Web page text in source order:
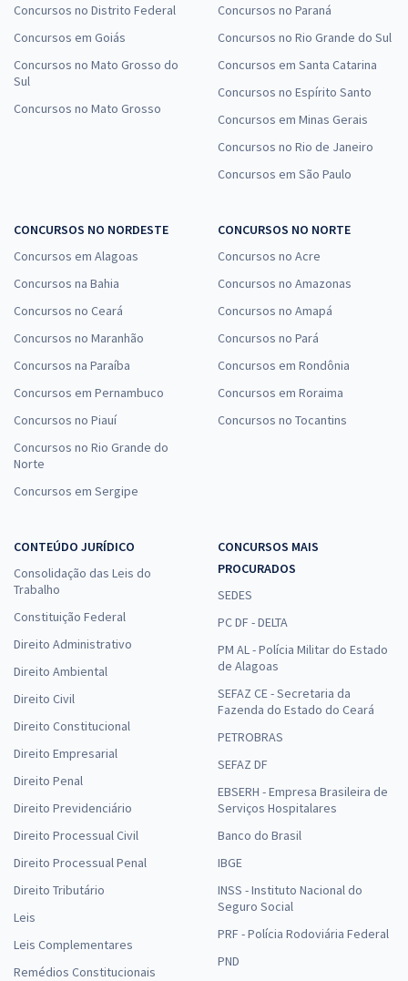
Concursos no Distrito Federal
Concursos em Goiás
Concursos no Mato Grosso do
Sul
Concursos no Mato Grosso
Concursos no Paraná
Concursos no Rio Grande do Sul
Concursos em Santa Catarina
Concursos no Espírito Santo
Concursos em Minas Gerais
Concursos no Rio de Janeiro
Concursos em São Paulo
CONCURSOS NO NORDESTE
Concursos em Alagoas
Concursos na Bahia
Concursos no Ceará
Concursos no Maranhão
Concursos na Paraíba
Concursos em Pernambuco
Concursos no Piauí
Concursos no Rio Grande do
Norte
Concursos em Sergipe
CONCURSOS NO NORTE
Concursos no Acre
Concursos no Amazonas
Concursos no Amapá
Concursos no Pará
Concursos em Rondônia
Concursos em Roraima
Concursos no Tocantins
CONTEÚDO JURÍDICO
Consolidação das Leis do
Trabalho
Constituição Federal
Direito Administrativo
Direito Ambiental
Direito Civil
Direito Constitucional
Direito Empresarial
Direito Penal
Direito Previdenciário
Direito Processual Civil
Direito Processual Penal
Direito Tributário
Leis
Leis Complementares
Remédios Constitucionais
CONCURSOS MAIS
PROCURADOS
SEDES
PC DF - DELTA
PM AL - Polícia Militar do Estado
de Alagoas
SEFAZ CE - Secretaria da
Fazenda do Estado do Ceará
PETROBRAS
SEFAZ DF
EBSERH - Empresa Brasileira de
Serviços Hospitalares
Banco do Brasil
IBGE
INSS - Instituto Nacional do
Seguro Social
PRF - Polícia Rodoviária Federal
PND